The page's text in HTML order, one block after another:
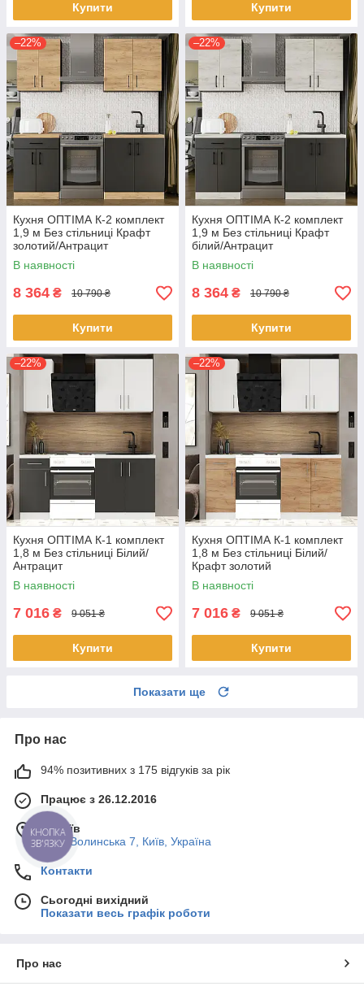
Купити Купити
–22%
Кухня ОПТІМА К-2 комплект
1,9 м Без стільниці Крафт
золотий/Антрацит
В наявності
8 364 ₴ 10 790 ₴
Купити
–22%
Кухня ОПТІМА К-2 комплект
1,9 м Без стільниці Крафт
білий/Антрацит
В наявності
8 364 ₴ 10 790 ₴
Купити
–22%
Кухня ОПТІМА К-1 комплект
1,8 м Без стільниці Білий/
Антрацит
В наявності
7 016 ₴ 9 051 ₴
Купити
–22%
Кухня ОПТІМА К-1 комплект
1,8 м Без стільниці Білий/
Крафт золотий
В наявності
7 016 ₴ 9 051 ₴
Купити
Показати ще
Про нас
94% позитивних з 175 відгуків за рік
Працює з 26.12.2016
м. Київ
Пост-Волинська 7, Київ, Україна
Контакти
Сьогодні вихідний
Показати весь графік роботи
Про нас
КНОПКА
ЗВ'ЯЗКУ